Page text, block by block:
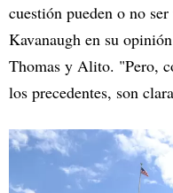
cuestión pueden o no
Kavanaugh en su
Thomas y Alito. "Pero,
los precedentes, son